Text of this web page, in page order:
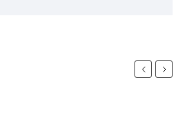
PreviousNext